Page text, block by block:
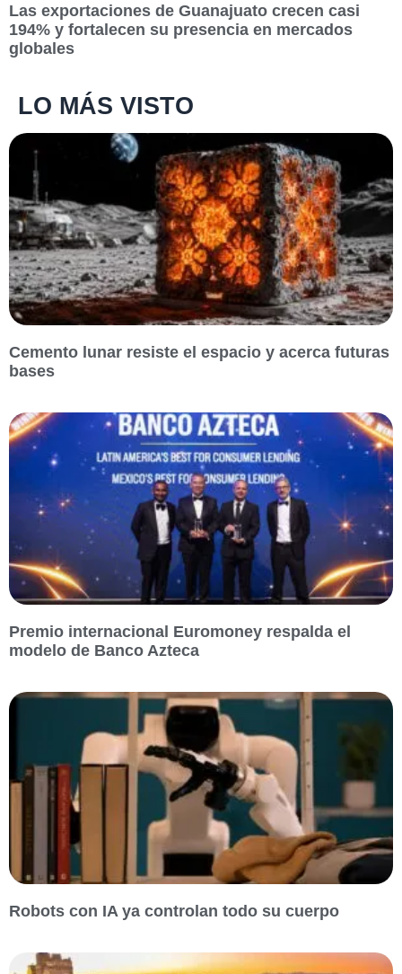
Las exportaciones de Guanajuato crecen casi
194% y fortalecen su presencia en mercados
globales
LO MÁS VISTO
Cemento lunar resiste el espacio y acerca futuras
bases
Premio internacional Euromoney respalda el
modelo de Banco Azteca
Robots con IA ya controlan todo su cuerpo